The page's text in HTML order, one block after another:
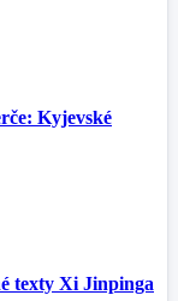
Kyjevské
texty Xi Jinpinga